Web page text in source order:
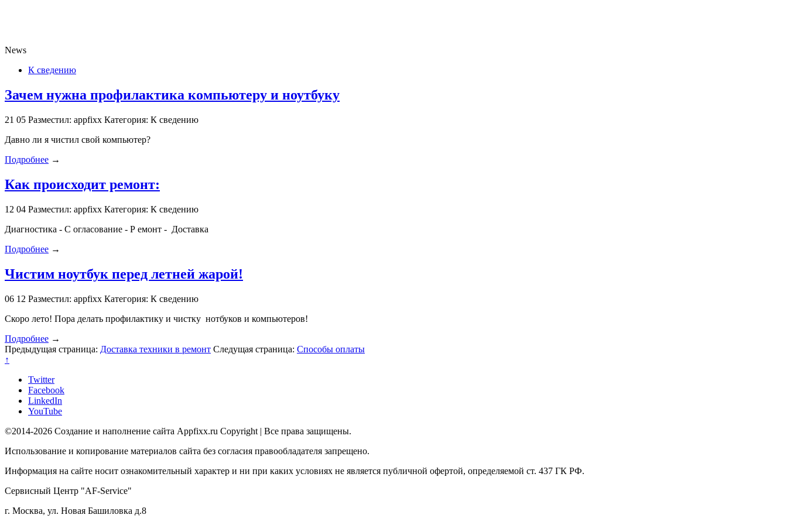
News
К сведению
Зачем нужна профилактика компьютеру и ноутбуку
21 05 Разместил: appfixx Категория: К сведению
Давно ли я чистил свой компьютер?
Подробнее →
Как происходит ремонт:
12 04 Разместил: appfixx Категория: К сведению
Диагностика - С огласование - Р емонт - Доставка
Подробнее →
Чистим ноутбук перед летней жарой!
06 12 Разместил: appfixx Категория: К сведению
Скоро лето! Пора делать профилактику и чистку нотбуков и компьютеров!
Подробнее →
Предыдущая страница: Доставка техники в ремонт Следущая страница: Способы оплаты
↑
Twitter
Facebook
LinkedIn
YouTube
©2014-2026 Создание и наполнение сайта Appfixx.ru Copyright | Все права защищены.
Использование и копирование материалов сайта без согласия правообладателя запрещено.
Информация на сайте носит ознакомительный характер и ни при каких условиях не является публичной офертой, определяемой ст. 437 ГК РФ.
Сервисный Центр "AF-Service"
г. Москва, ул. Новая Башиловка д.8